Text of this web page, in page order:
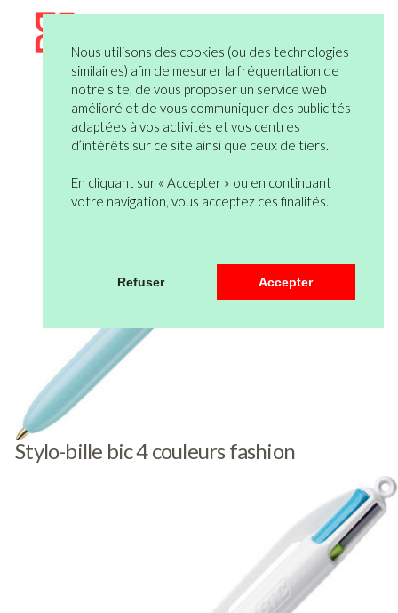
Nous utilisons des cookies (ou des technologies
similaires) afin de mesurer la fréquentation de
notre site, de vous proposer un service web
amélioré et de vous communiquer des publicités
adaptées à vos activités et vos centres
d’intérêts sur ce site ainsi que ceux de tiers.
En cliquant sur « Accepter » ou en continuant
votre navigation, vous acceptez ces finalités.
Refuser Accepter
Stylo-bille bic 4 couleurs fashion